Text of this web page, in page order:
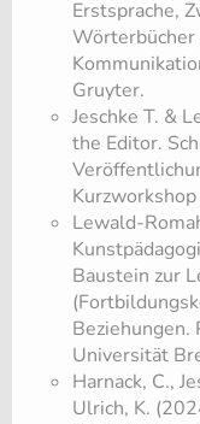
Erstsprache,
Wörterbücher
Gruyter.
Jeschke T. &
the Editor.
Lewald-
Baustein zur
Beziehungen.
Universität
Harnack, C.,
Ulrich, K.